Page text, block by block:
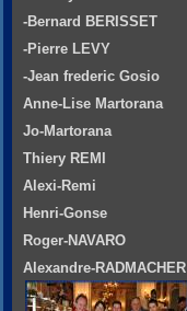
-Bernard BERISSET
-Pierre LEVY
-Jean frederic Gosio
Anne-Lise Martorana
Jo-Martorana
Thiery REMI
Alexi-Remi
Henri-Gonse
Roger-NAVARO
Alexandre-RADMACHER